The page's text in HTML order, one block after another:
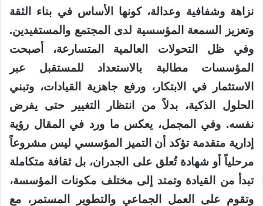
نزاهة وشفافية وعدالة، كونها الأساس في بناء الثقة
وتعزيز السمعة المؤسسية لدى المجتمع والمستفيدين.
وفي ظل التحولات العالمية المتسارعة، أصبحت
المؤسسات مطالبة بالاستعداد للمستقبل عبر
الاستثمار في الابتكار، ورفع جاهزية القيادات، وتبني
الحلول الذكية، بدلاً من انتظار التغيير حتى يفرض
نفسه. وفي المجمل، يعكس ما ورد في المقال رؤية
إدارية متقدمة تؤكد أن التميز المؤسسي ليس مشروعاً
مرحلياً أو شهادة تُعلق على الجدران، بل ثقافة متكاملة
تبدأ من القيادة وتمتد إلى مختلف مكونات المؤسسة،
وتقوم على العمل الجماعي والتطوير المستمر، مع